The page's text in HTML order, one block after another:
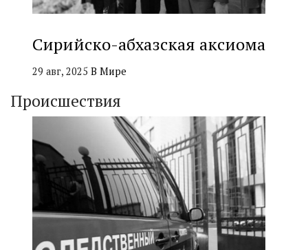
Сирийско-абхазская аксиома
29 авг, 2025 В Мире
Происшествия